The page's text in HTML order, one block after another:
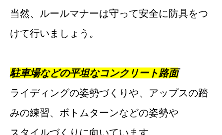
当然、ルールマナーは守って安全に防具をつ
けて行いましょう。
駐車場などの平坦なコンクリート路面
ライディングの姿勢づくりや、アップスの踏
みの練習、ボトムターンなどの姿勢や
スタイルづくりに向いています。